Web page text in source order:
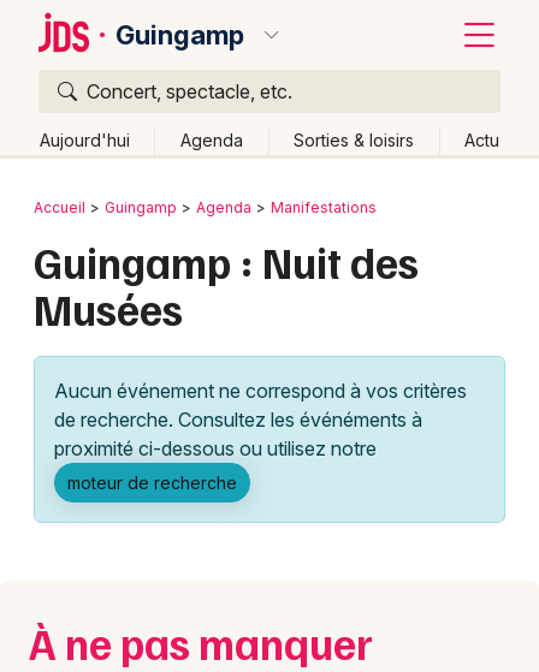
Guingamp
Concert, spectacle, etc.
Aujourd'hui Agenda Sorties & loisirs Actu
Publier un événement
Grands événements
Activité & Expérience
Manifestations
Foires & salons
Concerts
Bordeaux
Colmar
Lille
Lyon
Marseille
Mulhouse
Nice
Retour
Accueil Guingamp Agenda Manifestations
Guingamp : Nuit des
Musées
Aucun événement ne correspond à vos critères
de recherche. Consultez les événéments à
proximité ci-dessous ou utilisez notre
moteur de recherche
À ne pas manquer
Quoi ?
Où ?
Partout
Près de moi Changer de lieu
Quand ?
Aujourd'hui
Demain Ce week-end Autre